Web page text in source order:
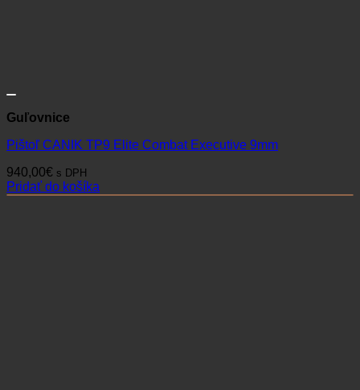
Guľovnice
Pištoľ CANIK TP9 Elite Combat Executive 9mm
940,00€ s DPH
Pridať do košíka